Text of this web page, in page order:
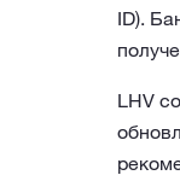
ID).
LHV